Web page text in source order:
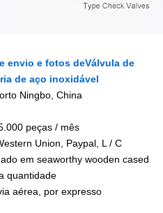
envio e fotos deVálvula de
de aço inoxidável
Ningbo, China
peças / mês
Union, Paypal, L / C
em seaworthy wooden cased
quantidade
aérea, por expresso